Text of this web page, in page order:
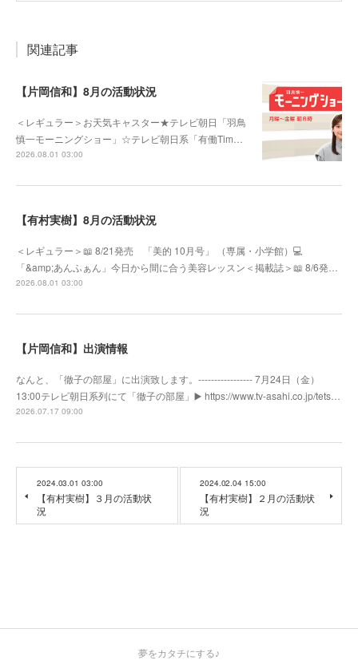
関連記事
【片岡信和】8月の活動状況
＜レギュラー＞お天気キャスター★テレビ朝日「羽鳥
慎一モーニングショー」☆テレビ朝日系「有働Tim…
2026.08.01 03:00
【有村実樹】8月の活動状況
＜レギュラー＞📖 8/21発売 「美的 10月号」 （専属・小学館）💻
「&amp;あんふぁん」今日から間に合う美容レッスン＜掲載誌＞📖 8/6発…
2026.08.01 03:00
【片岡信和】出演情報
なんと、「徹子の部屋」に出演致します。----------------- 7月24日（金）
13:00テレビ朝日系列にて「徹子の部屋」▶️ https://www.tv-asahi.co.jp/tets…
2026.07.17 09:00
2024.03.01 03:00
【有村実樹】３月の活動状
況
2024.02.04 15:00
【有村実樹】２月の活動状
況
夢をカタチにする♪